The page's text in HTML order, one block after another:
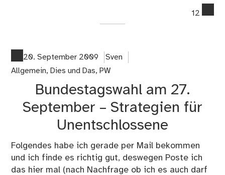
12
20. September 2009
Sven
Allgemein, Dies und Das, PW
Bundestagswahl am 27.
September – Strategien für
Unentschlossene
Folgendes habe ich gerade per Mail bekommen
und ich finde es richtig gut, deswegen Poste ich
das hier mal (nach Nachfrage ob ich es auch darf